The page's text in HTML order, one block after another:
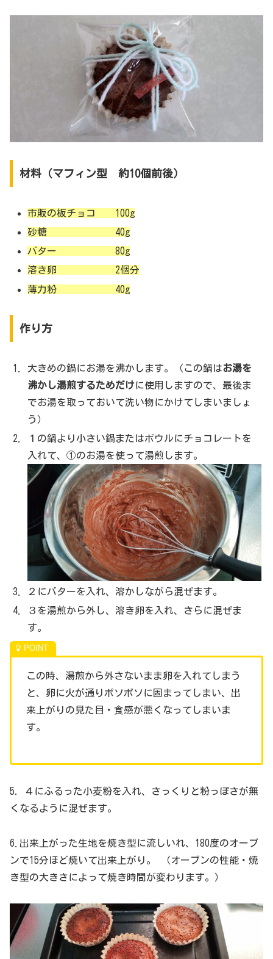
材料（マフィン型 約10個前後）
市販の板チョコ 100g
砂糖 40g
バター 80g
溶き卵 2個分
薄力粉 40g
作り方
大きめの鍋にお湯を沸かします。（この鍋はお湯を
沸かし湯煎するためだけに使用しますので、最後ま
でお湯を取っておいて洗い物にかけてしまいましょ
う）
１の鍋より小さい鍋またはボウルにチョコレートを
入れて、①のお湯を使って湯煎します。
２にバターを入れ、溶かしながら混ぜます。
３を湯煎から外し、溶き卵を入れ、さらに混ぜま
す。
この時、湯煎から外さないまま卵を入れてしまう
と、卵に火が通りポソポソに固まってしまい、出
来上がりの見た目・食感が悪くなってしまいま
す。
5．４にふるった小麦粉を入れ、さっくりと粉っぽさが無
くなるように混ぜます。
6.出来上がった生地を焼き型に流しいれ、180度のオーブ
ンで15分ほど焼いて出来上がり。 （オーブンの性能・焼
き型の大きさによって焼き時間が変わります。）